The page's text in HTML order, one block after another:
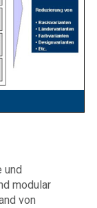
und
modular
von